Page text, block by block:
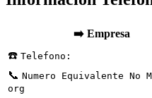
➡️ Empresa
☎️ Telefono:
📞 Numero Equivalente No
org